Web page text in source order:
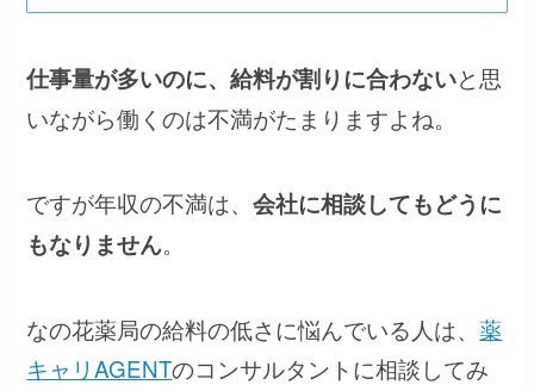
仕事量が多いのに、給料が割りに合わないと思
いながら働くのは不満がたまりますよね。
ですが年収の不満は、会社に相談してもどうに
もなりません。
なの花薬局の給料の低さに悩んでいる人は、薬
キャリAGENTのコンサルタントに相談してみ